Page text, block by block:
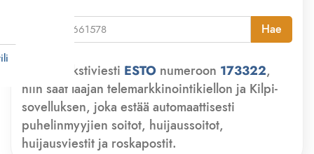
Hae
Lähetä tekstiviesti ESTO numeroon 173322,
niin saat laajan telemarkkinointikiellon ja Kilpi-
sovelluksen, joka estää automaattisesti
puhelinmyyjien soitot, huijaussoitot,
huijausviestit ja roskapostit.